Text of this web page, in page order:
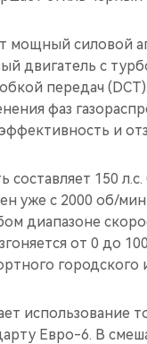
мощный силовой
двигатель с
передач
фаз
и
составляет 150
уже с 2000 об/
диапазоне
от 0 до
городского
использование
Евро-6. В